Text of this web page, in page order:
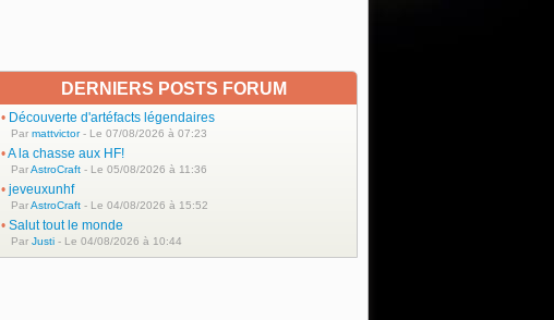
DERNIERS POSTS FORUM
• Découverte d'artéfacts légendaires
Par mattvictor- Le 07/08/2026 à 07:23
•A la chasse aux HF!
ParAstroCraft - Le 05/08/2026 à 11:36
• jeveuxunhf
ParAstroCraft - Le 04/08/2026 à 15:52
• Salut tout le monde
Par Justi - Le 04/08/2026 à 10:44